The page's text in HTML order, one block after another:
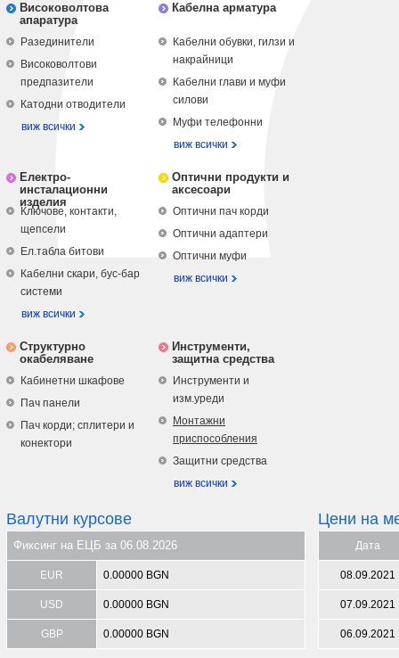
Високоволтова
апаратура
Разединители
Високоволтови
предпазители
Катодни отводители
виж всички
Кабелна арматура
Кабелни обувки, гилзи и
накрайници
Кабелни глави и муфи
силови
Муфи телефонни
виж всички
Електро-
инсталационни
изделия
Ключове, контакти,
щепсели
Ел.табла битови
Кабелни скари, бус-бар
системи
виж всички
Оптични продукти и
аксесоари
Оптични пач корди
Оптични адаптери
Оптични муфи
виж всички
Структурно
окабеляване
Кабинетни шкафове
Пач панели
Пач корди; сплитери и
конектори
Инструменти,
защитна средства
Инструменти и
изм.уреди
Монтажни
приспособления
Защитни средства
виж всички
Валутни курсове
Фиксинг на ЕЦБ за 06.08.2026
EUR 0.00000 BGN
USD 0.00000 BGN
GBP 0.00000 BGN
Цени на
Дата
08.09.2021
07.09.2021
06.09.2021